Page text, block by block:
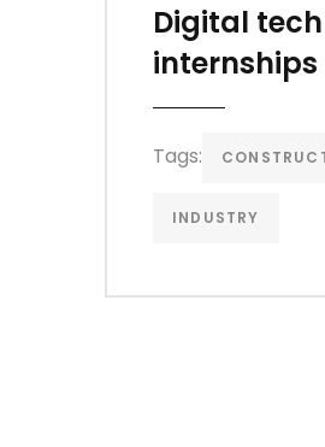
Digital
internships
Tags:
INDUSTRY